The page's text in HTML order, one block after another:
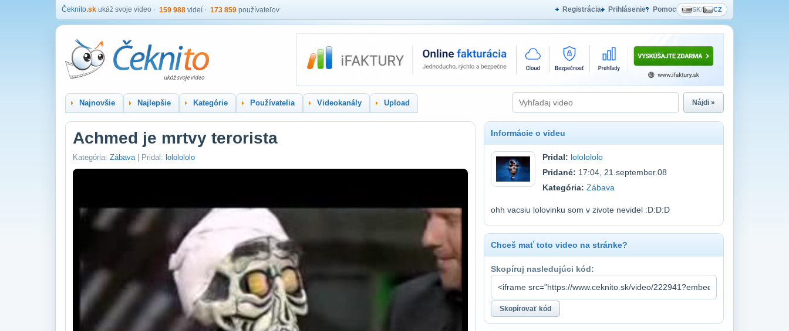
Čeknito.sk ukáž svoje video 159 988 videí 173 859 používateľov Registrácia Prihlásenie Pomoc SK/ CZ
Najnovšie Najlepšie Kategórie Používatelia Videokanály Upload Nájdi »
Achmed je mrtvy terorista
Kategória: Zábava| Pridal: lololololo
Informácie o videu
Pridal: lololololo
Pridané: 17:04, 21.september.08
Kategória: Zábava
ohh vacsiu lolovinku som v zivote nevidel :D:D:D
Chceš mať toto video na stránke?
Skopíruj nasledujúci kód: